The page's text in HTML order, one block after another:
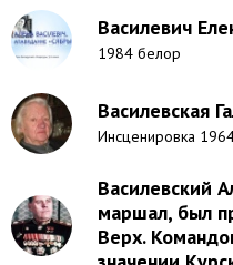
Василевич
1984 белор
Василевская
Инсценировка
Василевский
маршал, был
Верх.